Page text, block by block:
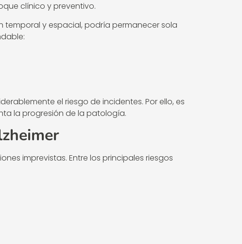
clínico y preventivo.
temporal y espacial, podría permanecer sola
el riesgo de incidentes. Por ello, es
la progresión de la patología.
imprevistas. Entre los principales riesgos